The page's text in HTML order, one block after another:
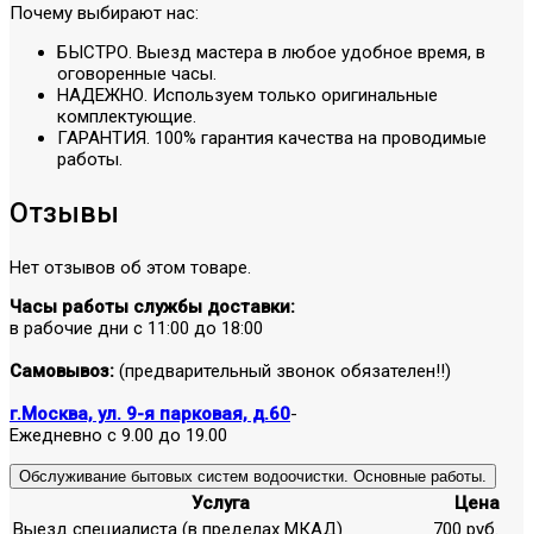
Почему выбирают нас:
БЫСТРО. Выезд мастера в любое удобное время, в
оговоренные часы.
НАДЕЖНО. Используем только оригинальные
комплектующие.
ГАРАНТИЯ. 100% гарантия качества на проводимые
работы.
Отзывы
Нет отзывов об этом товаре.
Часы работы службы доставки:
в рабочие дни с 11:00 до 18:00
Самовывоз: (предварительный звонок обязателен!!)
г.Москва, ул. 9-я парковая, д.60-
Ежедневно с 9.00 до 19.00
Обслуживание бытовых систем водоочистки. Основные работы.
Услуга
Цена
Выезд специалиста (в пределах МКАД)
700 руб.